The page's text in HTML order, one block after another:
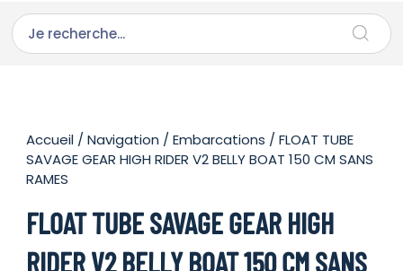
Accueil /Navigation /Embarcations / FLOAT TUBE
SAVAGE GEAR HIGH RIDER V2 BELLY BOAT 150 CM SANS
RAMES
FLOAT TUBE SAVAGE GEAR HIGH
RIDER V2 BELLY BOAT 150 CM SANS